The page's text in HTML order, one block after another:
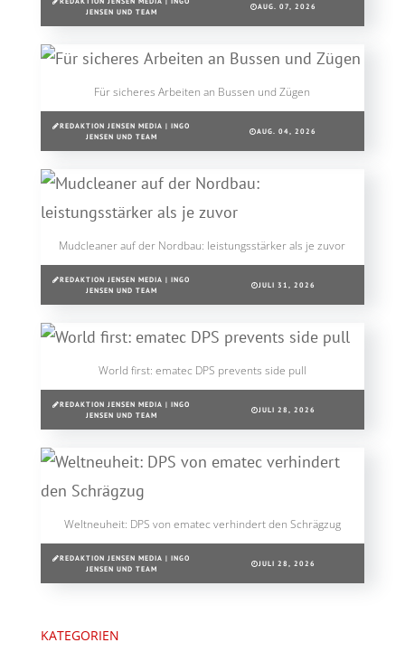
JENSEN UND TEAM
AUG. 07, 2026
Für sicheres Arbeiten an Bussen und Zügen
REDAKTION JENSEN MEDIA | INGO
JENSEN UND TEAM
AUG. 04, 2026
Mudcleaner auf der Nordbau: leistungsstärker als je zuvor
REDAKTION JENSEN MEDIA | INGO
JENSEN UND TEAM
JULI 31, 2026
World first: ematec DPS prevents side pull
REDAKTION JENSEN MEDIA | INGO
JENSEN UND TEAM
JULI 28, 2026
Weltneuheit: DPS von ematec verhindert den Schrägzug
REDAKTION JENSEN MEDIA | INGO
JENSEN UND TEAM
JULI 28, 2026
KATEGORIEN